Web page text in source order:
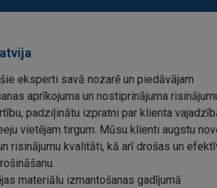
eksperti savā nozarē un piedāvājam
aprīkojuma un nostiprinājuma
padziļinātu izpratni par klienta
vietējam tirgum. Mūsu klienti augstu
risinājumu kvalitāti, kā arī drošas un
materiālu izmantošanas gadījumā